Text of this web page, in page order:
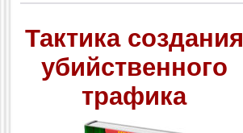
Тактика создания
убийственного
трафика